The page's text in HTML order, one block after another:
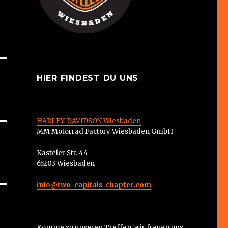
HIER FINDEST DU UNS
HARLEY-DAVIDSON Wiesbaden
MM Motorrad Factory Wiesbaden GmbH
Kasteler Str. 44
65203 Wiesbaden
info@two-capitals-chapter.com